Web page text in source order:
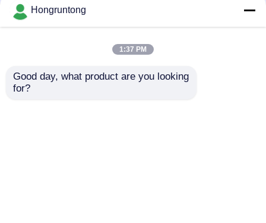
600H 코너 충격 펜더 가
벼운 내구성 고무 설치
Hongruntong
1:37 PM
Good day, what product are you looking
for?